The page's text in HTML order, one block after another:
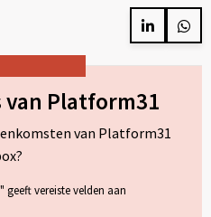
Delen
LinkedIn
Platform31
van Platform31
" geeft vereiste velden aan